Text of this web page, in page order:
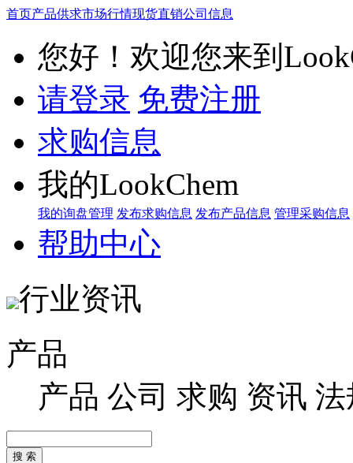
首页产品供求市场行情现货直销公司信息
您好！欢迎您来到
请登录 免费注册
求购信息
我的LookChem
我的询盘管理 发布求购信息 发布产品信息 管理采购信息
帮助中心
行业资讯
产品
产品 公司 求购 资讯 法
搜 索